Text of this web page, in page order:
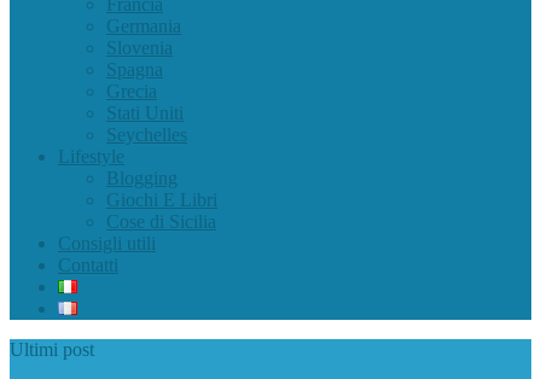
Francia
Germania
Slovenia
Spagna
Grecia
Stati Uniti
Seychelles
Lifestyle
Blogging
Giochi E Libri
Cose di Sicilia
Consigli utili
Contatti
Ultimi post